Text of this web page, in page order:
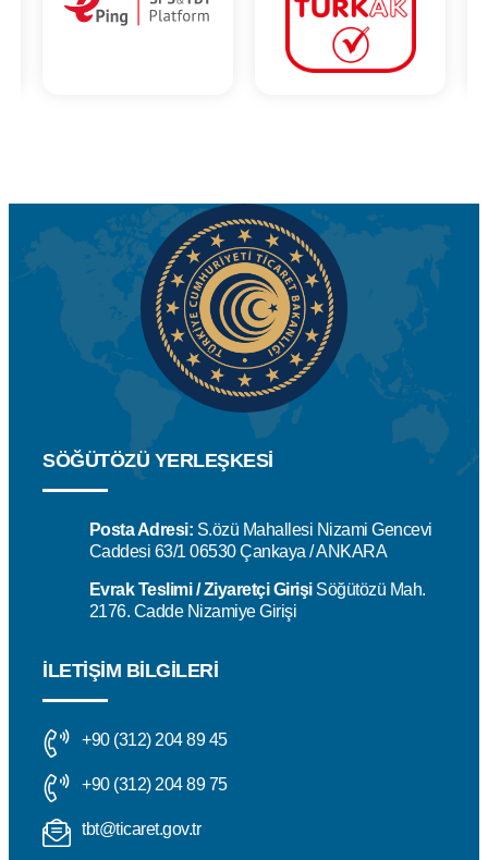
SÖĞÜTÖZÜ YERLEŞKESİ
Posta Adresi: S.özü Mahallesi Nizami Gencevi
Caddesi 63/1 06530 Çankaya / ANKARA
Evrak Teslimi / Ziyaretçi GirişiSöğütözü Mah.
2176. Cadde Nizamiye Girişi
İLETIŞIM BILGILERI
+90 (312) 204 89 45
+90 (312) 204 89 75
tbt@ticaret.gov.tr